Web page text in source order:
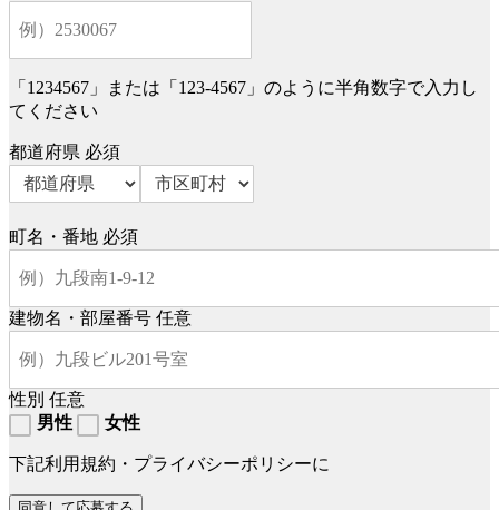
「1234567」または「123-4567」のように半角数字で入力し
てください
都道府県 必須
町名・番地 必須
建物名・部屋番号 任意
性別 任意
男性
女性
下記利用規約・プライバシーポリシーに